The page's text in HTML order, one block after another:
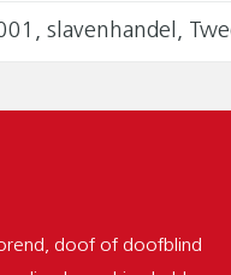
slavenhandel,
doof of doofblind